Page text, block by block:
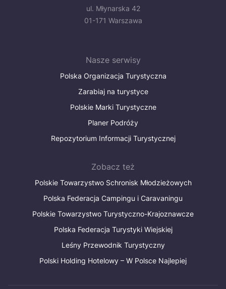
ul. Młynarska 42
01-171 Warszawa
Nasze serwisy
Polska Organizacja Turystyczna
Zarabiaj na turystyce
Polskie Marki Turystyczne
Planer Podróży
Repozytorium Informacji Turystycznej
Zobacz też
Polskie Towarzystwo Schronisk Młodzieżowych
Polska Federacja Campingu i Caravaningu
Polskie Towarzystwo Turystyczno-Krajoznawcze
Polska Federacja Turystyki Wiejskiej
Leśny Przewodnik Turystyczny
Polski Holding Hotelowy – W Polsce Najlepiej